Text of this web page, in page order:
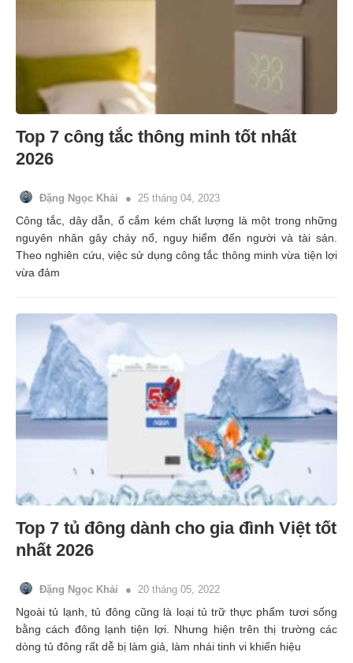
Top 7 công tắc thông minh tốt nhất
2026
Đặng Ngọc Khải 25 tháng 04, 2023
Công tắc, dây dẫn, ổ cắm kém chất lượng là một trong những
nguyên nhân gây cháy nổ, nguy hiểm đến người và tài sản.
Theo nghiên cứu, việc sử dụng công tắc thông minh vừa tiện lợi
vừa đảm
Top 7 tủ đông dành cho gia đình Việt tốt
nhất 2026
Đặng Ngọc Khải 20 tháng 05, 2022
Ngoài tủ lạnh, tủ đông cũng là loại tủ trữ thực phẩm tươi sống
bằng cách đông lạnh tiện lợi. Nhưng hiện trên thị trường các
dòng tủ đông rất dễ bị làm giả, làm nhái tinh vi khiến hiệu